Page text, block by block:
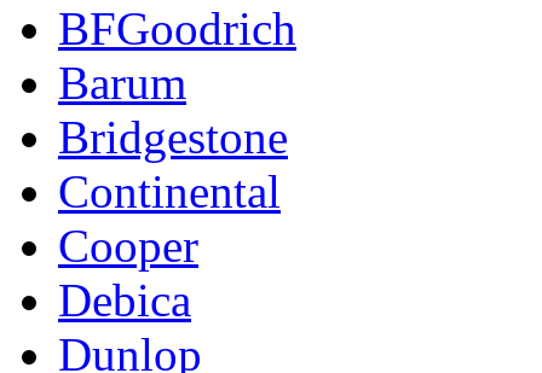
BFGoodrich
Barum
Bridgestone
Continental
Cooper
Debica
Dunlop